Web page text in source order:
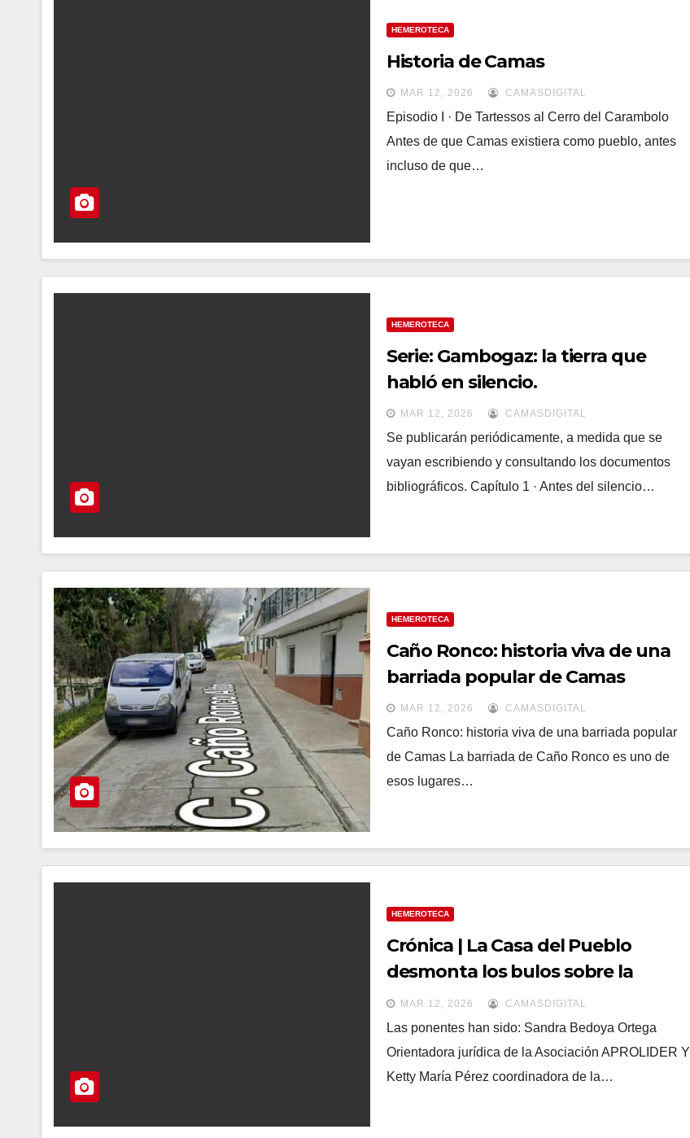
HEMEROTECA
Historia de Camas
MAR 12, 2026 CAMASDIGITAL
Episodio I · De Tartessos al Cerro del Carambolo
Antes de que Camas existiera como pueblo, antes
incluso de que…
HEMEROTECA
Serie: Gambogaz: la tierra que
habló en silencio.
MAR 12, 2026 CAMASDIGITAL
Se publicarán periódicamente, a medida que se
vayan escribiendo y consultando los documentos
bibliográficos. Capítulo 1 · Antes del silencio…
HEMEROTECA
Caño Ronco: historia viva de una
barriada popular de Camas
MAR 12, 2026 CAMASDIGITAL
Caño Ronco: historia viva de una barriada popular
de Camas La barriada de Caño Ronco es uno de
esos lugares…
HEMEROTECA
Crónica | La Casa del Pueblo
desmonta los bulos sobre la
regularización de migrantes
MAR 12, 2026 CAMASDIGITAL
Las ponentes han sido: Sandra Bedoya Ortega
Orientadora jurídica de la Asociación APROLIDER Y
Ketty María Pérez coordinadora de la…